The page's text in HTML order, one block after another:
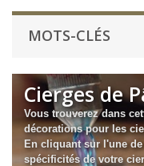
MOTS-CLÉS
Cierges de
Vous trouverez dans
décorations pour les
En cliquant sur l'une
spécificités de votre